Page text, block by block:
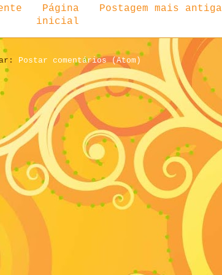
Postagem mais antiga
Página
inicial
Postar comentários (Atom)